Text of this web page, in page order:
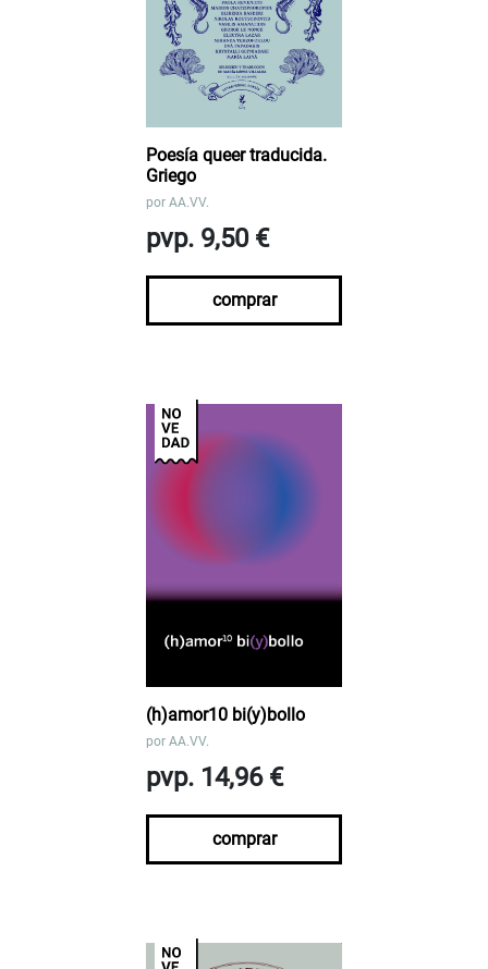
Poesía queer traducida.
Griego
por AA.VV.
pvp. 9,50 €
comprar
(h)amor10 bi(y)bollo
por AA.VV.
pvp. 14,96 €
comprar